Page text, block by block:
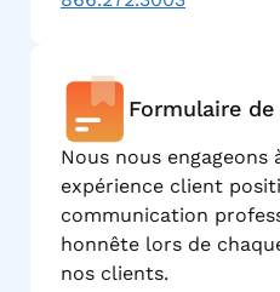
Formulaire
Nous nous
expérience client
communication
honnête lors de
nos clients.